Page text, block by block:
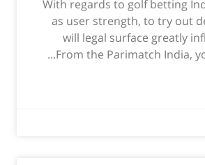
With regards to golf betting
as user strength, to try out
will legal surface greatly
From the Parimatch India,